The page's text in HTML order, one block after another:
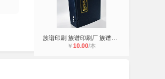
族谱印刷 族谱印刷厂 族谱家谱编辑印
￥ 10.00/本